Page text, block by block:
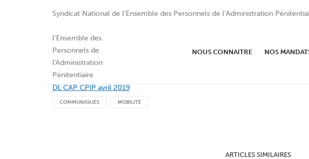
Syndicat National de l’Ensemble des Personnels de l’Administration
NOUS CONNAITRE NOS
Déclaration Liminaire – CAP CPIP –
DL CAP CPIP avril 2019
COMMUNIQUÉS MOBILITÉ
ARTICLES SIMILAIRES